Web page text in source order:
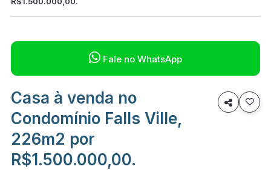
 Fale no WhatsApp
Casa à venda no
Condomínio Falls Ville,
226m2 por
R$1.500.000,00.
